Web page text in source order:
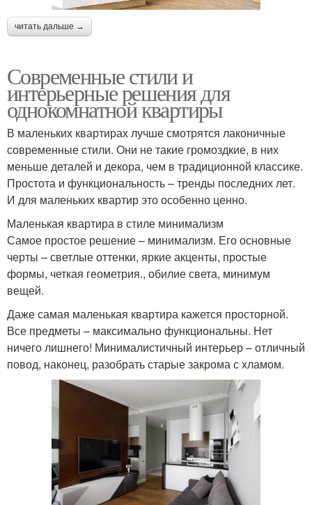
читать дальше →
Современные стили и
интерьерные решения для
однокомнатной квартиры
В маленьких квартирах лучше смотрятся лаконичные
современные стили. Они не такие громоздкие, в них
меньше деталей и декора, чем в традиционной классике.
Простота и функциональность – тренды последних лет.
И для маленьких квартир это особенно ценно.
Маленькая квартира в стиле минимализм
Самое простое решение – минимализм. Его основные
черты – светлые оттенки, яркие акценты, простые
формы, четкая геометрия., обилие света, минимум
вещей.
Даже самая маленькая квартира кажется просторной.
Все предметы – максимально функциональны. Нет
ничего лишнего! Минималистичный интерьер – отличный
повод, наконец, разобрать старые закрома с хламом.